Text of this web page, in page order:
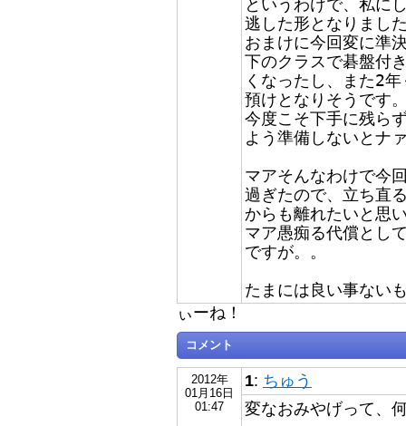
というわけで、私に
逃した形となりまし
おまけに今回変に準
下のクラスで碁盤付
くなったし、また2
預けとなりそうです
今度こそ下手に残ら
よう準備しないとナ
マアそんなわけで今
過ぎたので、立ち直
からも離れたいと思
マア愚痴る代償とし
ですが。。
たまには良い事ない
ぃーね！
コメント
2012年
01月16日
01:47
1: ちゅう
変なおみやげって、